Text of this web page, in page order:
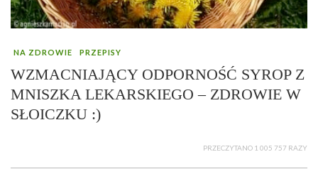
NA ZDROWIE PRZEPISY
WZMACNIAJĄCY ODPORNOŚĆ SYROP Z
MNISZKA LEKARSKIEGO – ZDROWIE W
SŁOICZKU :)
PRZECZYTANO 1 005 757 RAZY